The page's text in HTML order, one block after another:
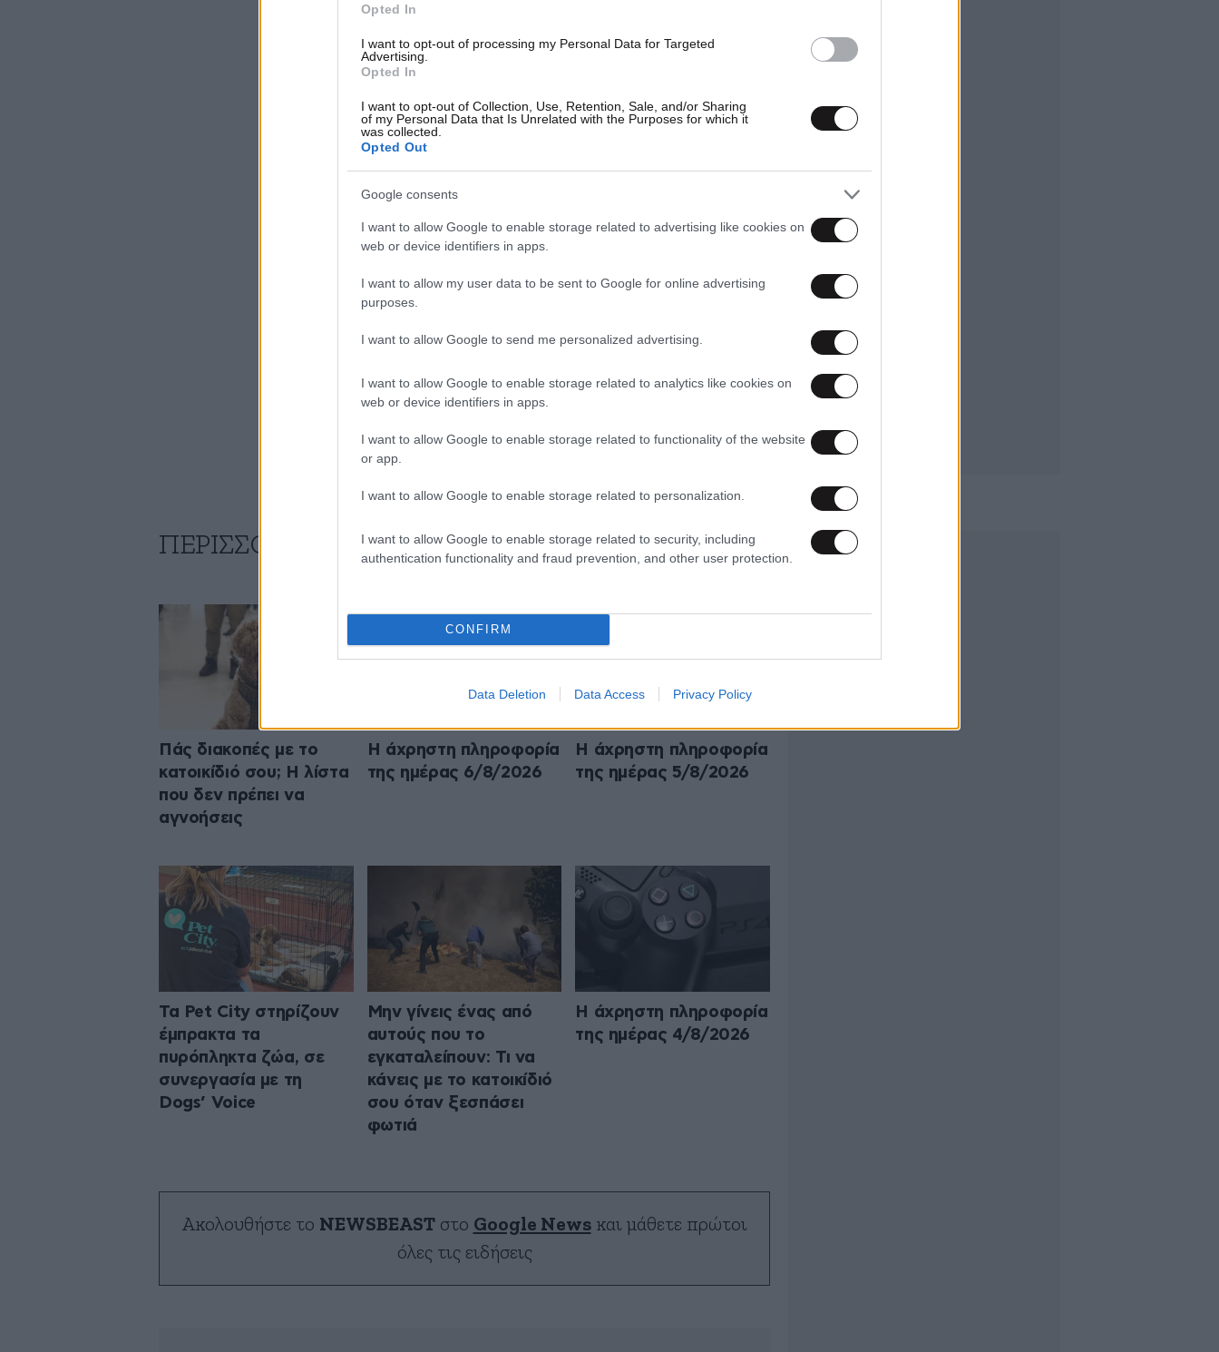
Opted In
I want to opt-out of processing my Personal Data for Targeted
Advertising.
Opted In
I want to opt-out of Collection, Use, Retention, Sale, and/or Sharing
of my Personal Data that Is Unrelated with the Purposes for which it
was collected.
Opted Out
Google consents
I want to allow Google to enable storage related to advertising like cookies on
web or device identifiers in apps.
I want to allow my user data to be sent to Google for online advertising
purposes.
I want to allow Google to send me personalized advertising.
I want to allow Google to enable storage related to analytics like cookies on
web or device identifiers in apps.
I want to allow Google to enable storage related to functionality of the website
or app.
I want to allow Google to enable storage related to personalization.
I want to allow Google to enable storage related to security, including
authentication functionality and fraud prevention, and other user protection.
CONFIRM
Data Deletion Data Access Privacy Policy
ΠΕΡΙΣΣΟΤΕΡΑ ΑΠΟ ΤΟ Ο,ΤΙ ΝΑ 'ΝΑΙ ΟΛΑ ΤΑ ΑΡΘΡΑ
Πάς διακοπές με το
κατοικίδιό σου; Η λίστα
που δεν πρέπει να
αγνοήσεις
Η άχρηστη πληροφορία
της ημέρας 6/8/2026
Η άχρηστη πληροφορία
της ημέρας 5/8/2026
Τα Pet City στηρίζουν
έμπρακτα τα
πυρόπληκτα ζώα, σε
συνεργασία με τη
Dogs’ Voice
Μην γίνεις ένας από
αυτούς που το
εγκαταλείπουν: Τι να
κάνεις με το κατοικίδιό
σου όταν ξεσπάσει
φωτιά
Η άχρηστη πληροφορία
της ημέρας 4/8/2026
Ακολουθήστε το NEWSBEASTστο Google Newsκαι μάθετε πρώτοι
όλες τις ειδήσεις